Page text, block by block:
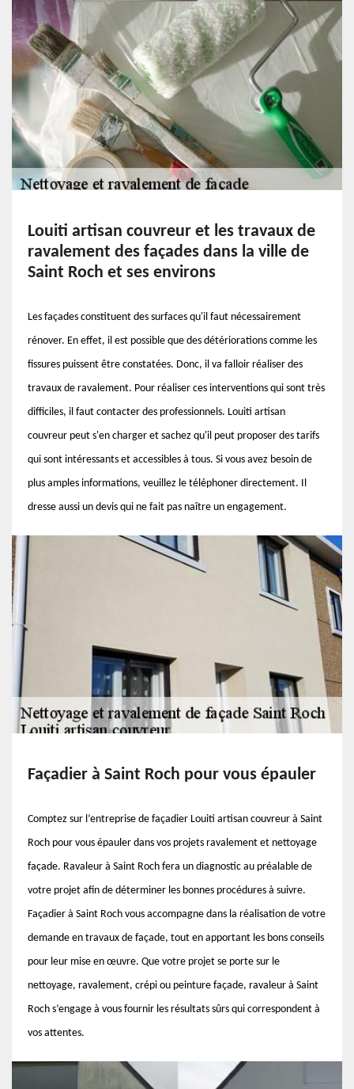
Louiti artisan couvreur et les travaux de
ravalement des façades dans la ville de
Saint Roch et ses environs
Les façades constituent des surfaces qu'il faut nécessairement
rénover. En effet, il est possible que des détériorations comme les
fissures puissent être constatées. Donc, il va falloir réaliser des
travaux de ravalement. Pour réaliser ces interventions qui sont très
difficiles, il faut contacter des professionnels. Louiti artisan
couvreur peut s'en charger et sachez qu'il peut proposer des tarifs
qui sont intéressants et accessibles à tous. Si vous avez besoin de
plus amples informations, veuillez le téléphoner directement. Il
dresse aussi un devis qui ne fait pas naître un engagement.
Façadier à Saint Roch pour vous épauler
Comptez sur l’entreprise de façadier Louiti artisan couvreur à Saint
Roch pour vous épauler dans vos projets ravalement et nettoyage
façade. Ravaleur à Saint Roch fera un diagnostic au préalable de
votre projet afin de déterminer les bonnes procédures à suivre.
Façadier à Saint Roch vous accompagne dans la réalisation de votre
demande en travaux de façade, tout en apportant les bons conseils
pour leur mise en œuvre. Que votre projet se porte sur le
nettoyage, ravalement, crépi ou peinture façade, ravaleur à Saint
Roch s’engage à vous fournir les résultats sûrs qui correspondent à
vos attentes.